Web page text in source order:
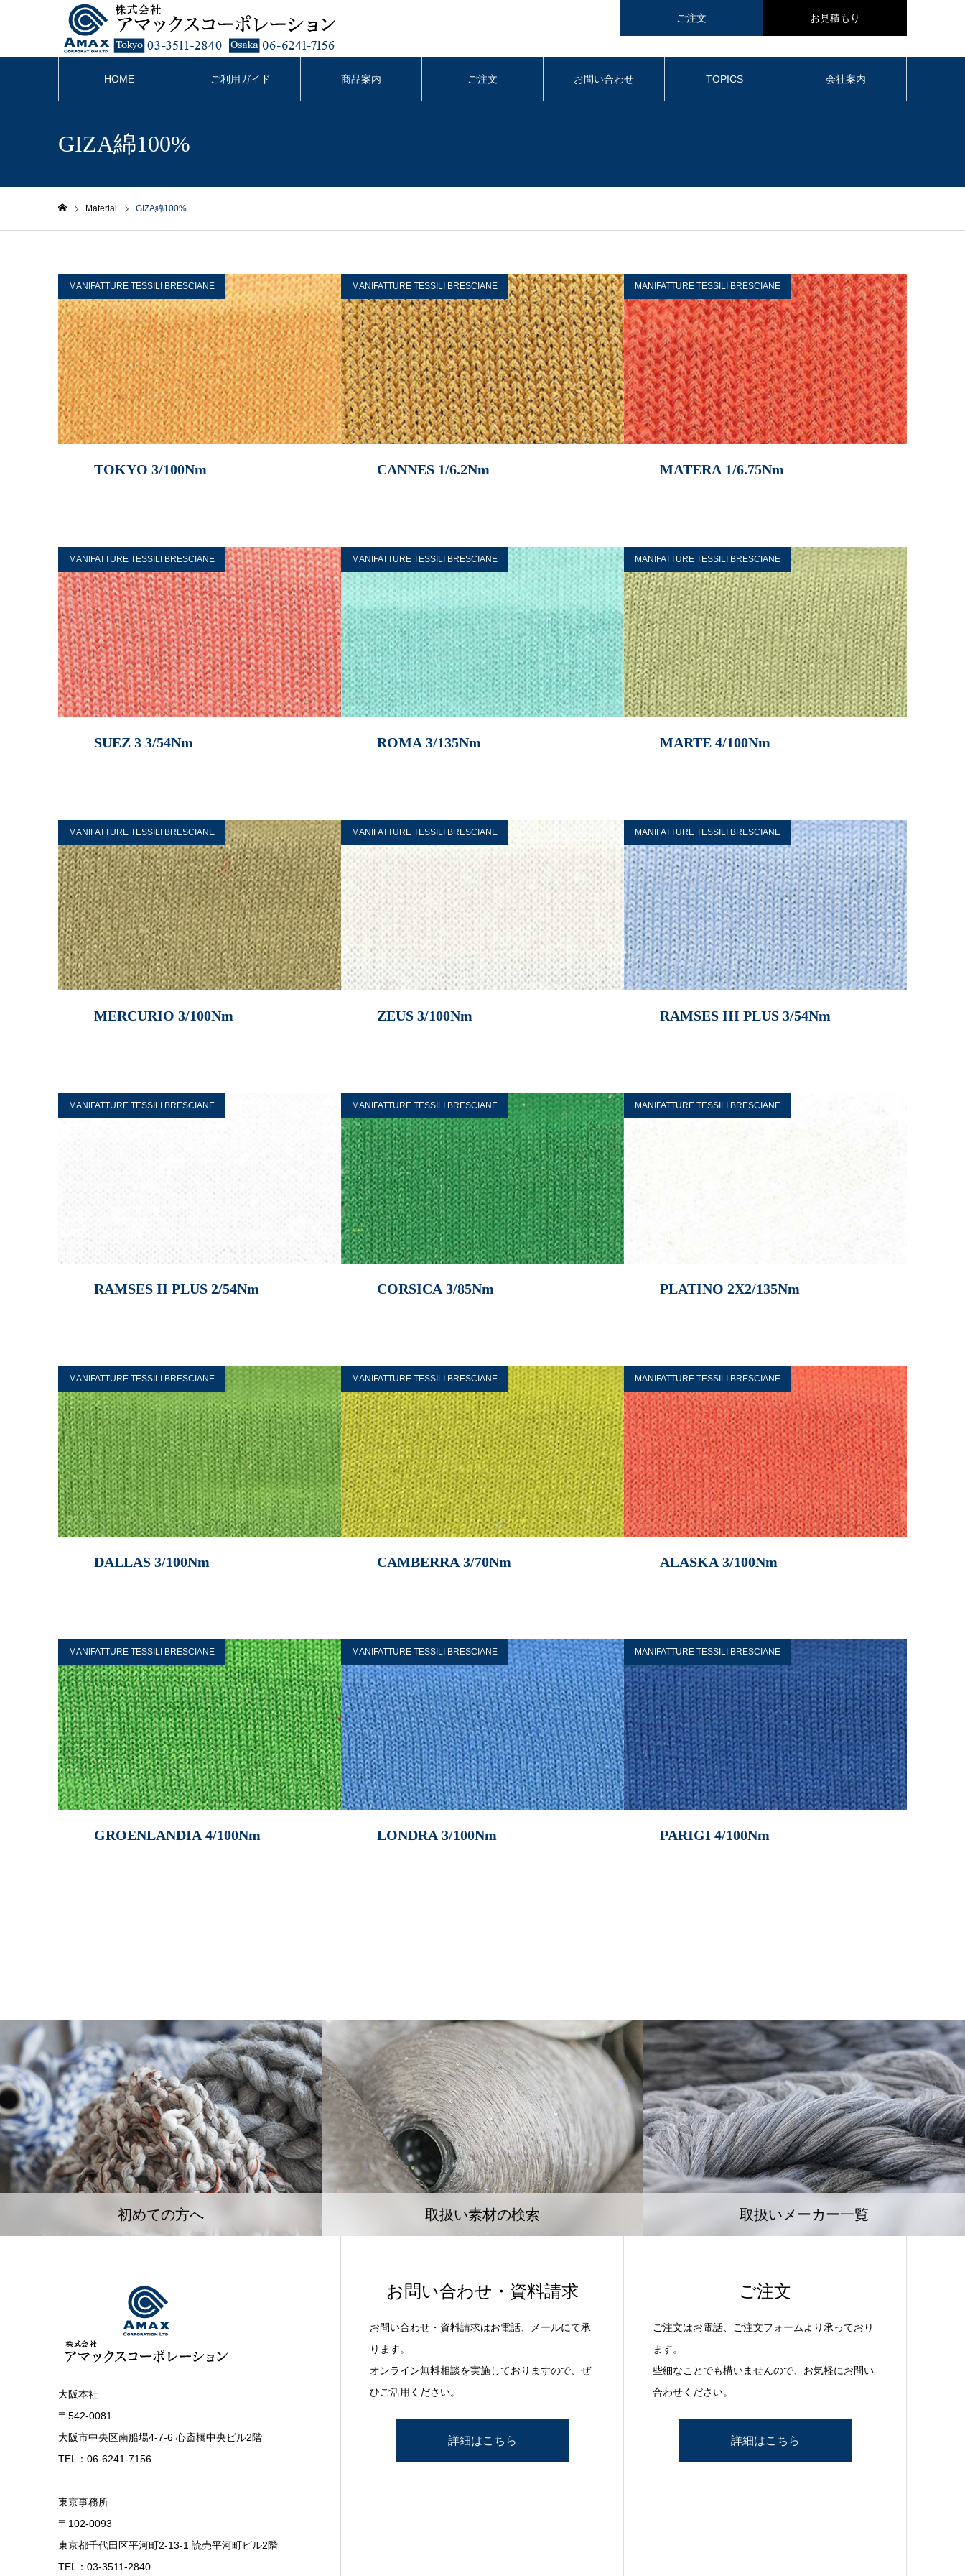
ご注文 お見積もり
HOME ご利用ガイド 商品案内 ご注文 お問い合わせ TOPICS 会社案内
GIZA綿100%
Material GIZA綿100%
MANIFATTURE TESSILI BRESCIANE
TOKYO 3/100Nm
MANIFATTURE TESSILI BRESCIANE
CANNES 1/6.2Nm
MANIFATTURE TESSILI BRESCIANE
MATERA 1/6.75Nm
MANIFATTURE TESSILI BRESCIANE
SUEZ 3 3/54Nm
MANIFATTURE TESSILI BRESCIANE
ROMA 3/135Nm
MANIFATTURE TESSILI BRESCIANE
MARTE 4/100Nm
MANIFATTURE TESSILI BRESCIANE
MERCURIO 3/100Nm
MANIFATTURE TESSILI BRESCIANE
ZEUS 3/100Nm
MANIFATTURE TESSILI BRESCIANE
RAMSES III PLUS 3/54Nm
MANIFATTURE TESSILI BRESCIANE
RAMSES II PLUS 2/54Nm
MANIFATTURE TESSILI BRESCIANE
CORSICA 3/85Nm
MANIFATTURE TESSILI BRESCIANE
PLATINO 2X2/135Nm
MANIFATTURE TESSILI BRESCIANE
DALLAS 3/100Nm
MANIFATTURE TESSILI BRESCIANE
CAMBERRA 3/70Nm
MANIFATTURE TESSILI BRESCIANE
ALASKA 3/100Nm
MANIFATTURE TESSILI BRESCIANE
GROENLANDIA 4/100Nm
MANIFATTURE TESSILI BRESCIANE
LONDRA 3/100Nm
MANIFATTURE TESSILI BRESCIANE
PARIGI 4/100Nm
初めての方へ 取扱い素材の検索 取扱いメーカー一覧
大阪本社
〒542-0081
大阪市中央区南船場4-7-6 心斎橋中央ビル2階
TEL：06-6241-7156
東京事務所
〒102-0093
東京都千代田区平河町2-13-1 読売平河町ビル2階
TEL：03-3511-2840
お問い合わせ・資料請求
お問い合わせ・資料請求はお電話、メールにて承
ります。
オンライン無料相談を実施しておりますので、ぜ
ひご活用ください。
詳細はこちら
ご注文
ご注文はお電話、ご注文フォームより承っており
ます。
些細なことでも構いませんので、お気軽にお問い
合わせください。
詳細はこちら